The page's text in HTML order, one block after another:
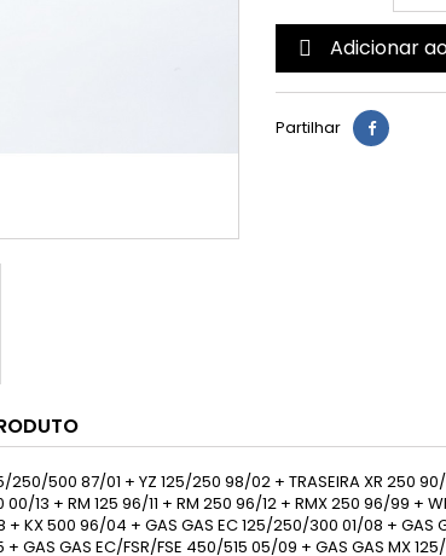
 Adicionar
Partilhar
250/500 87/01 + YZ 125/250 98/02 + TRASEIRA XR 250
13 + RM 125 96/11 + RM 250 96/12 + RMX 250 96/99 +
KX 500 96/04 + GAS GAS EC 125/250/300 01/08 + GAS
+ GAS GAS EC/FSR/FSE 450/515 05/09 + GAS GAS MX